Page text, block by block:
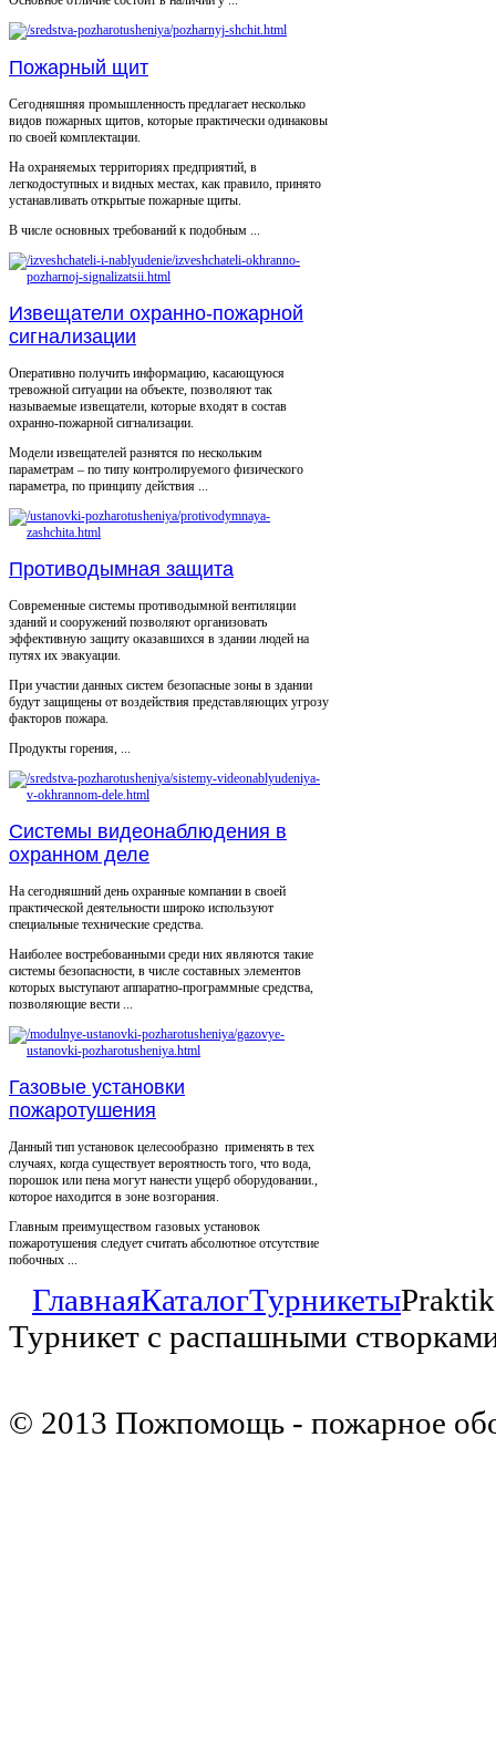
Пожарный щит
Сегодняшняя промышленность предлагает несколько
видов пожарных щитов, которые практически одинаковы
по своей комплектации.
На охраняемых территориях предприятий, в
легкодоступных и видных местах, как правило, принято
устанавливать открытые пожарные щиты.
В числе основных требований к подобным ...
Извещатели охранно-пожарной
сигнализации
Оперативно получить информацию, касающуюся
тревожной ситуации на объекте, позволяют так
называемые извещатели, которые входят в состав
охранно-пожарной сигнализации.
Модели извещателей разнятся по нескольким
параметрам – по типу контролируемого физического
параметра, по принципу действия ...
Противодымная защита
Современные системы противодымной вентиляции
зданий и сооружений позволяют организовать
эффективную защиту оказавшихся в здании людей на
путях их эвакуации.
При участии данных систем безопасные зоны в здании
будут защищены от воздействия представляющих угрозу
факторов пожара.
Продукты горения, ...
Системы видеонаблюдения в
охранном деле
На сегодняшний день охранные компании в своей
практической деятельности широко используют
специальные технические средства.
Наиболее востребованными среди них являются такие
системы безопасности, в числе составных элементов
которых выступают аппаратно-программные средства,
позволяющие вести ...
Газовые установки
пожаротушения
Данный тип установок целесообразно применять в тех
случаях, когда существует вероятность того, что вода,
порошок или пена могут нанести ущерб оборудовании.,
которое находится в зоне возгорания.
Главным преимуществом газовых установок
пожаротушения следует считать абсолютное отсутствие
побочных ...
ГлавнаяКаталогТурникеты
Турникет с распашными
© 2013 Пожпомощь - пожарное